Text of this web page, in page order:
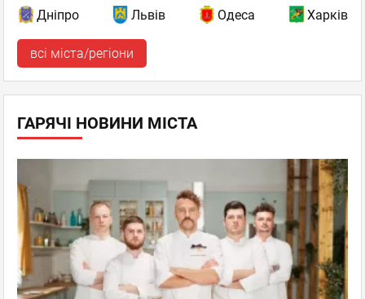
Дніпро Львів Одеса Харків
всі міста/регіони
ГАРЯЧІ НОВИНИ МІСТА